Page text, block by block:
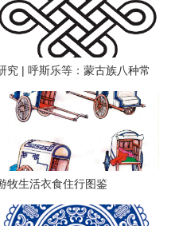
（二）
究 | 呼斯乐等：蒙古族八种常
见传统纹样称谓及命名认知研究
（二）
牧生活衣食住行图鉴